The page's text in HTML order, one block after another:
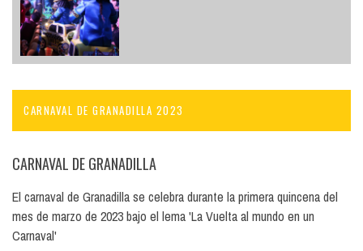
CARNAVAL DE GRANADILLA 2023
CARNAVAL DE GRANADILLA
El carnaval de Granadilla se celebra durante la primera quincena del
mes de marzo de 2023 bajo el lema 'La Vuelta al mundo en un
Carnaval'